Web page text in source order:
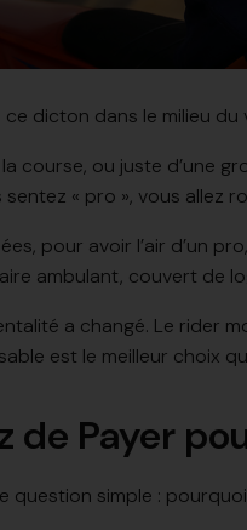
dicton dans le milieu du
la course, ou juste d’une
sentez « pro », vous allez
pour avoir l’air d’un
ambulant, couvert de
a changé. Le rider
est le meilleur choix
de Payer
question simple :